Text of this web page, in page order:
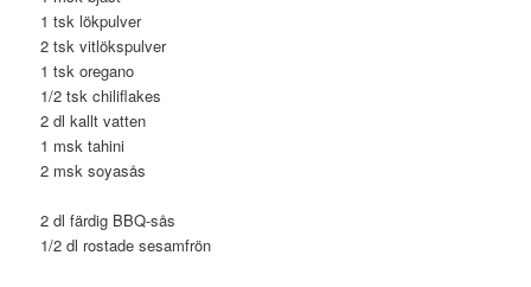
1 tsk lökpulver
2 tsk vitlökspulver
1 tsk oregano
1/2 tsk chiliflakes
2 dl kallt vatten
1 msk tahini
2 msk soyasås
2 dl färdig BBQ-sås
1/2 dl rostade sesamfrön